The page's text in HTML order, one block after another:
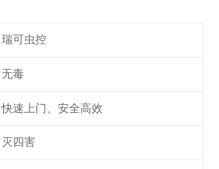
瑞可虫控
无毒
快速上门、安全高效
灭四害